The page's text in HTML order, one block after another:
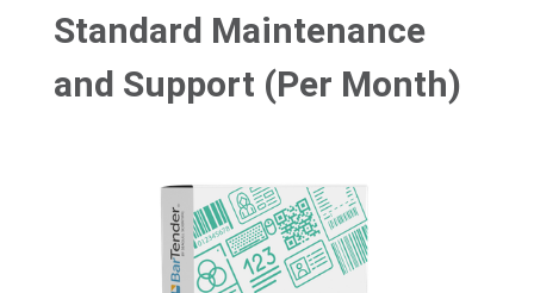
Standard Maintenance
and Support (Per Month)